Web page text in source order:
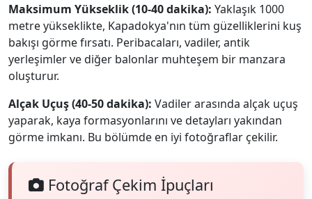
Maksimum Yükseklik (10-40 dakika): Yaklaşık 1000
metre yükseklikte, Kapadokya'nın tüm güzelliklerini kuş
bakışı görme fırsatı. Peribacaları, vadiler, antik
yerleşimler ve diğer balonlar muhteşem bir manzara
oluşturur.
Alçak Uçuş (40-50 dakika): Vadiler arasında alçak uçuş
yaparak, kaya formasyonlarını ve detayları yakından
görme imkanı. Bu bölümde en iyi fotoğraflar çekilir.
Fotoğraf Çekim İpuçları